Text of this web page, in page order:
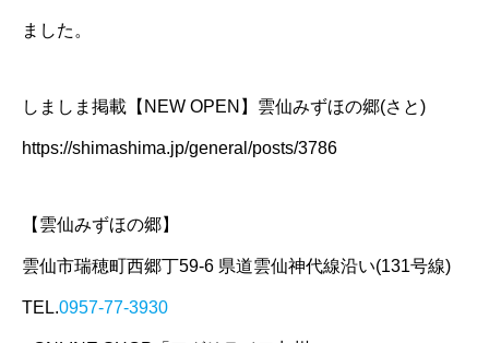
ました。
しましま掲載【NEW OPEN】雲仙みずほの郷(さと)
https://shimashima.jp/general/posts/3786
【雲仙みずほの郷】
雲仙市瑞穂町西郷丁59-6 県道雲仙神代線沿い(131号線)
TEL.0957-77-3930